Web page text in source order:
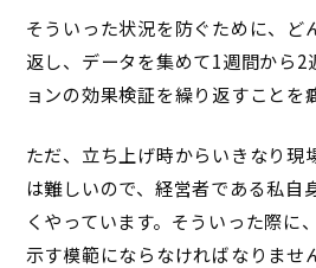
そういった状況を防ぐために、ど
返し、データを集めて1週間から2
ョンの効果検証を繰り返すことを
ただ、立ち上げ時からいきなり現
は難しいので、経営者である私自
くやっています。そういった際に
示す模範にならなければなりませ